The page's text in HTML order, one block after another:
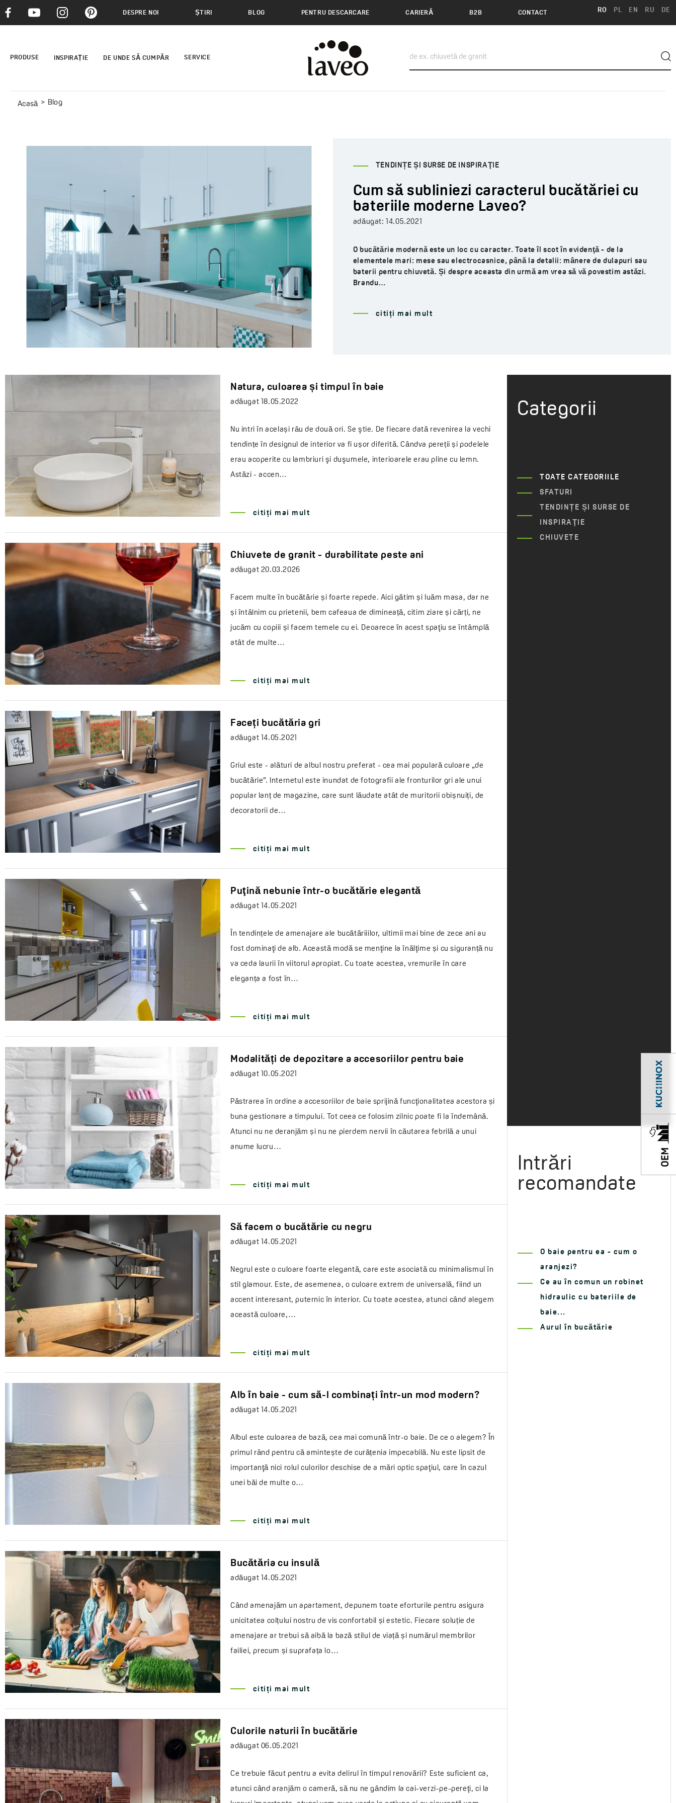
DESPRE NOI ȘTIRI BLOG PENTRU DESCARCARE CARIERĂ B2B CONTACT RO PL EN RU DE
PRODUSE INSPIRAȚIE DE UNDE SĂ CUMPĂR SERVICE
Acasă Blog
TENDINȚE ȘI SURSE DE INSPIRAŢIE
Cum să subliniezi caracterul bucătăriei cu
bateriile moderne Laveo?
adăugat: 14.05.2021
O bucătărie modernă este un loc cu caracter. Toate îl scot în evidenţă - de la
elementele mari: mese sau electrocasnice, până la detalii: mânere de dulapuri sau
baterii pentru chiuvetă. Și despre aceasta din urmă am vrea să vă povestim astăzi.
Brandu…
citiți mai mult
Natura, culoarea și timpul în baie
adăugat 18.05.2022
Nu intri în același râu de două ori. Se ştie. De fiecare dată revenirea la vechi
tendințe în designul de interior va fi ușor diferită. Cândva pereții și podelele
erau acoperite cu lambriuri şi duşumele, interioarele erau pline cu lemn.
Astăzi - accen…
citiți mai mult
Chiuvete de granit - durabilitate peste ani
adăugat 20.03.2026
Facem multe în bucătărie și foarte repede. Aici gătim și luăm masa, dar ne
și întâlnim cu prietenii, bem cafeaua de dimineață, citim ziare și cărți, ne
jucăm cu copiii și facem temele cu ei. Deoarece în acest spaţiu se întâmplă
atât de multe…
citiți mai mult
Faceți bucătăria gri
adăugat 14.05.2021
Griul este - alături de albul nostru preferat - cea mai populară culoare „de
bucătărie”. Internetul este inundat de fotografii ale fronturilor gri ale unui
popular lanț de magazine, care sunt lăudate atât de muritorii obișnuiți, de
decoratorii de…
citiți mai mult
Puţină nebunie într-o bucătărie elegantă
adăugat 14.05.2021
În tendințele de amenajare ale bucătăriiilor, ultimii mai bine de zece ani au
fost dominaţi de alb. Această modă se menţine la înălţime și cu siguranță nu
va ceda laurii în viitorul apropiat. Cu toate acestea, vremurile în care
eleganța a fost în…
citiți mai mult
Modalități de depozitare a accesoriilor pentru baie
adăugat 10.05.2021
Păstrarea în ordine a accesoriilor de baie sprijină funcţionalitatea acestora și
buna gestionare a timpului. Tot ceea ce folosim zilnic poate fi la îndemână.
Atunci nu ne deranjăm și nu ne pierdem nervii în căutarea febrilă a unui
anume lucru…
citiți mai mult
Să facem o bucătărie cu negru
adăugat 14.05.2021
Negrul este o culoare foarte elegantă, care este asociată cu minimalismul în
stil glamour. Este, de asemenea, o culoare extrem de universală, fiind un
accent interesant, puternic în interior. Cu toate acestea, atunci când alegem
această culoare,…
citiți mai mult
Alb în baie - cum să-l combinați într-un mod modern?
adăugat 14.05.2021
Albul este culoarea de bază, cea mai comună într-o baie. De ce o alegem? În
primul rând pentru că amintește de curățenia impecabilă. Nu este lipsit de
importanţă nici rolul culorilor deschise de a mări optic spaţiul, care în cazul
unei băi de multe o…
citiți mai mult
Bucătăria cu insulă
adăugat 14.05.2021
Când amenajăm un apartament, depunem toate eforturile pentru asigura
unicitatea colțului nostru de vis confortabil și estetic. Fiecare soluție de
amenajare ar trebui să aibă la bază stilul de viață și numărul membrilor
failiei, precum și suprafața lo…
citiți mai mult
Culorile naturii în bucătărie
adăugat 06.05.2021
Ce trebuie făcut pentru a evita delirul în timpul renovării? Este suficient ca,
atunci când aranjăm o cameră, să nu ne gândim la cai-verzi-pe-pereţi, ci la
Categorii
TOATE CATEGORIILE
SFATURI
TENDINȚE ȘI SURSE DE
INSPIRAŢIE
CHIUVETE
Intrări
recomandate
O baie pentru ea - cum o
aranjezi?
Ce au în comun un robinet
hidraulic cu bateriile de
baie...
Aurul în bucătărie